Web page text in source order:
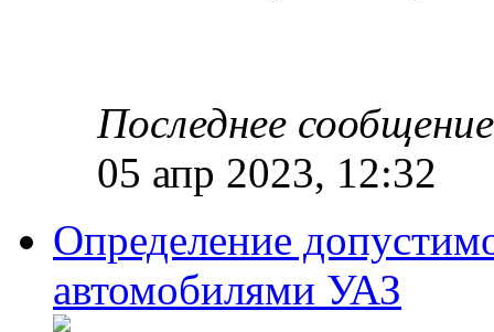
Последнее
05 апр 2023, 12:32
Определение
автомобилями УАЗ